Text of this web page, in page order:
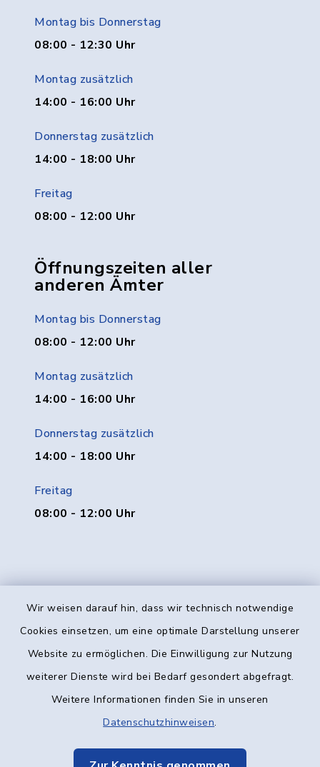
Wir weisen darauf hin, dass wir technisch notwendige
Cookies einsetzen, um eine optimale Darstellung unserer
Website zu ermöglichen. Die Einwilligung zur Nutzung
weiterer Dienste wird bei Bedarf gesondert abgefragt.
Weitere Informationen finden Sie in unseren
Datenschutzhinweisen.
Montag bis Donnerstag
08:00 - 12:30 Uhr
Montag zusätzlich
14:00 - 16:00 Uhr
Donnerstag zusätzlich
14:00 - 18:00 Uhr
Freitag
08:00 - 12:00 Uhr
Öffnungszeiten aller
anderen Ämter
Montag bis Donnerstag
08:00 - 12:00 Uhr
Montag zusätzlich
14:00 - 16:00 Uhr
Donnerstag zusätzlich
14:00 - 18:00 Uhr
Freitag
08:00 - 12:00 Uhr
Kontakt
Datenschutz